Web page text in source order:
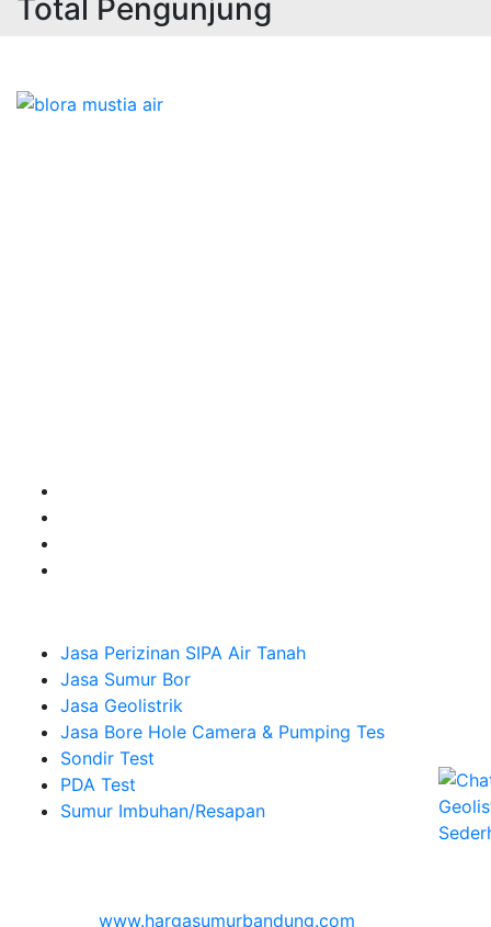
Total Pengunjung
Jasa Perizinan SIPA Air Tanah
Jasa Sumur Bor
Jasa Geolistrik
Jasa Bore Hole Camera & Pumping Tes
Sondir Test
PDA Test
Sumur Imbuhan/Resapan
www.hargasumurbandung.com